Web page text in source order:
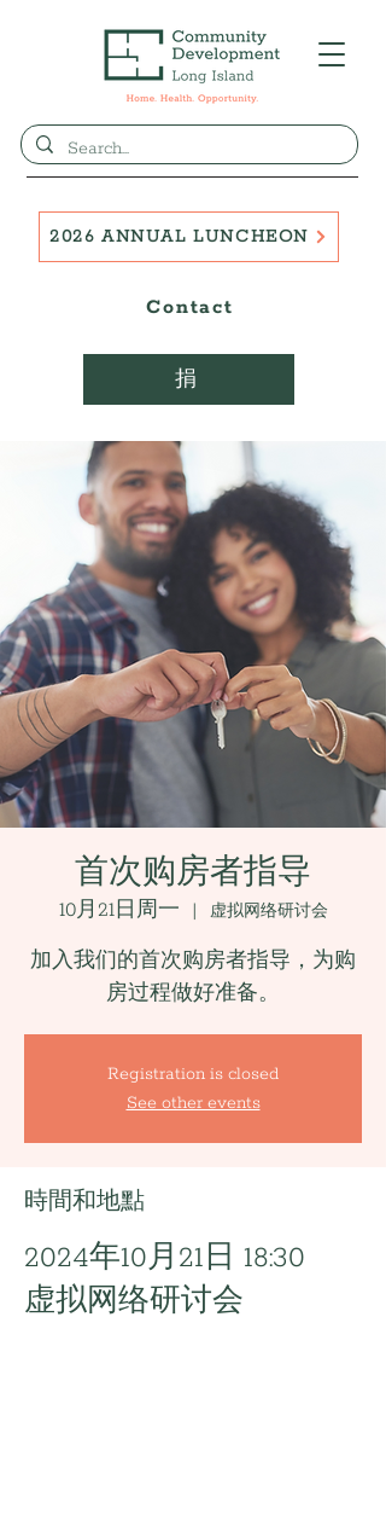
捐
Contact
2026 ANNUAL LUNCHEON
首次购房者指导
10月21日周一
  |
虚拟网络研讨会
加入我们的首次购房者指导，为购
房过程做好准备。
Registration is closed
See other events
時間和地點
2024年10月21日 18:30
虚拟网络研讨会